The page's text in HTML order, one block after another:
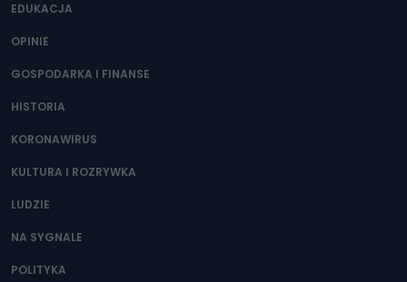
EDUKACJA
OPINIE
GOSPODARKA I FINANSE
HISTORIA
KORONAWIRUS
KULTURA I ROZRYWKA
LUDZIE
NA SYGNALE
POLITYKA